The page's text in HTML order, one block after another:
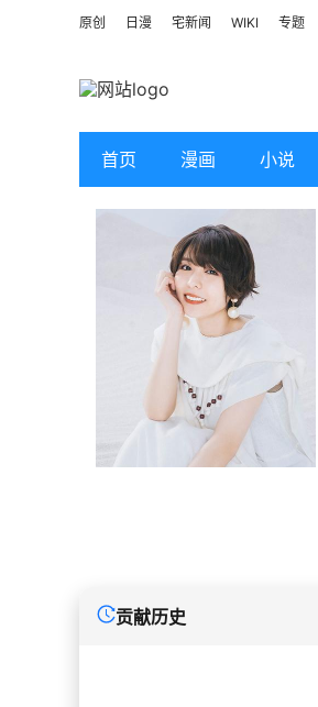
原创 日漫 宅新闻 WIKI 专题
首页 漫画 小说
贡献历史